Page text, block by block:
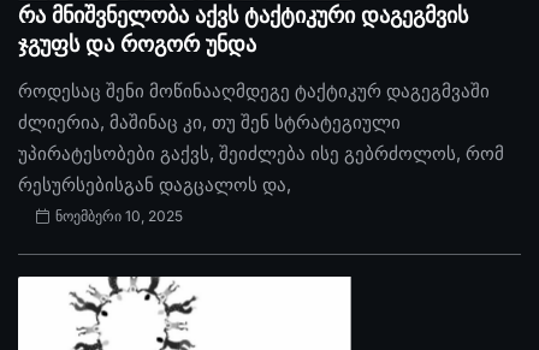
რა მნიშვნელობა აქვს ტაქტიკური დაგეგმვის
ჯგუფს და როგორ უნდა
როდესაც შენი მოწინააღმდეგე ტაქტიკურ დაგეგმვაში
ძლიერია, მაშინაც კი, თუ შენ სტრატეგიული
უპირატესობები გაქვს, შეიძლება ისე გებრძოლოს, რომ
რესურსებისგან დაგცალოს და,
ნოემბერი 10, 2025